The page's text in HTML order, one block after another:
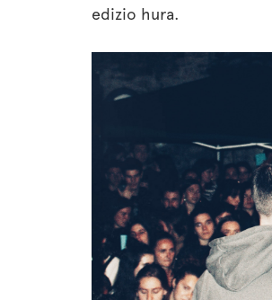
edizio hura.